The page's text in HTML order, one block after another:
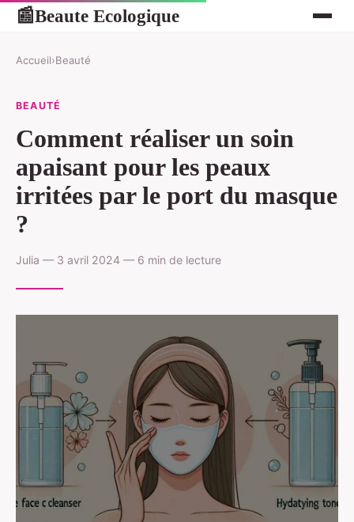
📰Beaute Ecologique
Accueil›Beauté
BEAUTÉ
Comment réaliser un soin
apaisant pour les peaux
irritées par le port du masque
?
Julia — 3 avril 2024 — 6 min de lecture